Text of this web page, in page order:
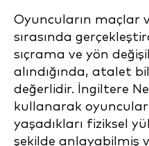
Oyuncuların maçlar
sırasında
sıçrama ve yön
alındığında, atalet
değerlidir. İngiltere
kullanarak
yaşadıkları fiziksel
şekilde anlayabilmiş